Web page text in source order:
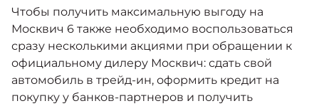
Чтобы получить максимальную выгоду на
Москвич 6 также необходимо воспользоваться
сразу несколькими акциями при обращении к
официальному дилеру Москвич: сдать свой
автомобиль в трейд-ин, оформить кредит на
покупку у банков-партнеров и получить